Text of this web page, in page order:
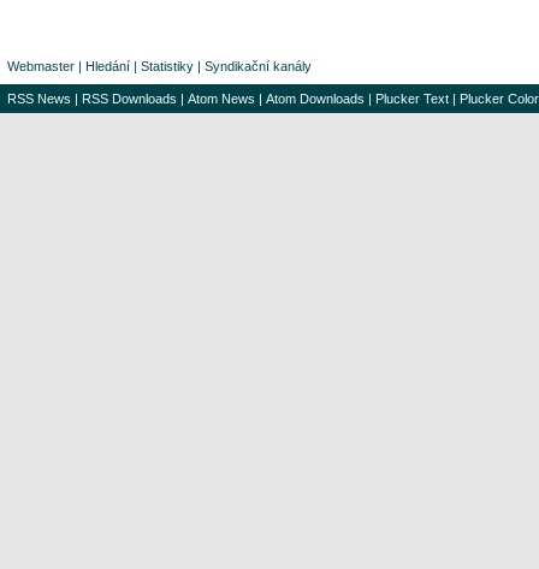
Webmaster | Hledání | Statistiky | Syndikační kanály
RSS News | RSS Downloads | Atom News | Atom Downloads | Plucker Text | Plucker Color